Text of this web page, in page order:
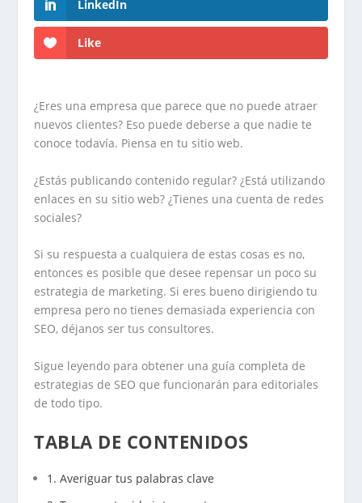
LinkedIn
Like
¿Eres una empresa que parece que no puede atraer
nuevos clientes? Eso puede deberse a que nadie te
conoce todavía. Piensa en tu sitio web.
¿Estás publicando contenido regular? ¿Está utilizando
enlaces en su sitio web? ¿Tienes una cuenta de redes
sociales?
Si su respuesta a cualquiera de estas cosas es no,
entonces es posible que desee repensar un poco su
estrategia de marketing. Si eres bueno dirigiendo tu
empresa pero no tienes demasiada experiencia con
SEO, déjanos ser tus consultores.
Sigue leyendo para obtener una guía completa de
estrategias de SEO que funcionarán para editoriales
de todo tipo.
TABLA DE CONTENIDOS
1. Averiguar tus palabras clave